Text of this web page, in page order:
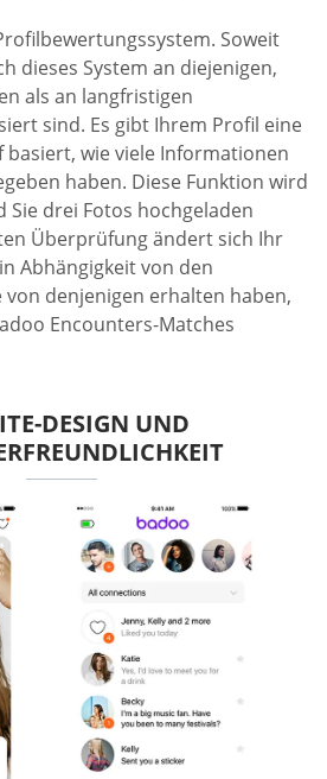
Soweit
dieses System an diejenigen,
als an langfristigen
sind. Es gibt Ihrem Profil eine
basiert, wie viele Informationen
haben. Diese Funktion wird
Sie drei Fotos hochgeladen
Überprüfung ändert sich Ihr
Abhängigkeit von den
von denjenigen erhalten haben,
Encounters-Matches
DESIGN UND